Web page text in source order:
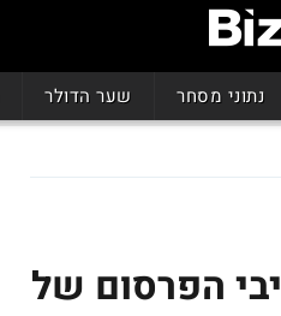
נתוני מסחר שער הדולר
הפרסום של